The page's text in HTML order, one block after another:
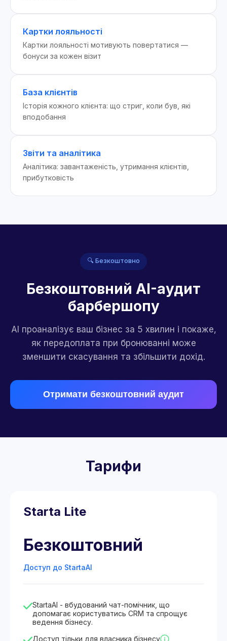
Картки лояльності
Картки лояльності мотивують повертатися —
бонуси за кожен візит
База клієнтів
Історія кожного клієнта: що стриг, коли був, які
вподобання
Звіти та аналітика
Аналітика: завантаженість, утримання клієнтів,
прибутковість
🔍 Безкоштовно
Безкоштовний AI-аудит
барбершопу
AI проаналізує ваш бізнес за 5 хвилин і покаже,
як передоплата при бронюванні може
зменшити скасування та збільшити дохід.
Отримати безкоштовний аудит
Тарифи
Starta Lite
Безкоштовний
Доступ до StartaAI
StartaAI - вбудований чат-помічник, що
допомагає користуватись CRM та спрощує
ведення бізнесу.
Доступ тільки для власника бізнесу